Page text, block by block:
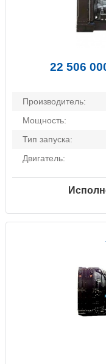
22 506
Производитель:
Мощность:
Тип запуска:
Двигатель: